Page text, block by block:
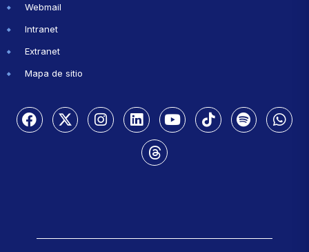
Webmail
Intranet
Extranet
Mapa de sitio